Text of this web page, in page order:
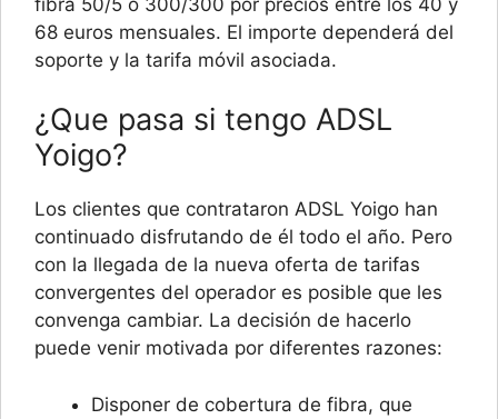
68 euros mensuales. El importe dependerá del
soporte y la tarifa móvil asociada.
¿Que pasa si tengo ADSL
Yoigo?
Los clientes que contrataron ADSL Yoigo han
continuado disfrutando de él todo el año. Pero
con la llegada de la nueva oferta de tarifas
convergentes del operador es posible que les
convenga cambiar. La decisión de hacerlo
puede venir motivada por diferentes razones:
Disponer de cobertura de fibra, que